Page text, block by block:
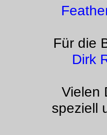
Für die
Dirk
Vielen
speziell